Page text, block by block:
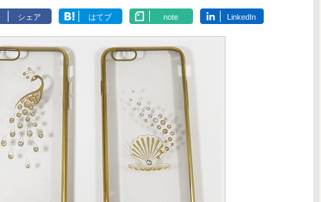
シェア はてブ note LinkedIn